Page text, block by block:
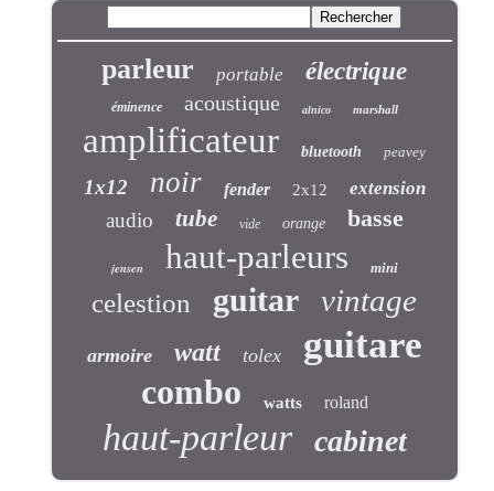
parleur portable électrique
éminence acoustique alnico marshall
amplificateur bluetooth peavey
1x12 noir fender 2x12 extension
audio tube vide orange basse
jensen haut-parleurs mini
celestion guitar vintage
armoire watt tolex guitare
combo watts roland
haut-parleur cabinet